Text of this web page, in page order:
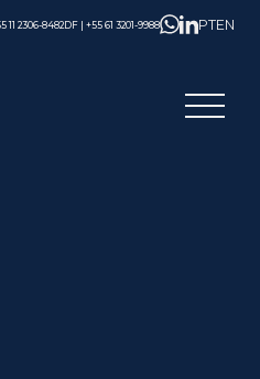
11 2306-8482DF | +55 61 3201-9988 PTEN